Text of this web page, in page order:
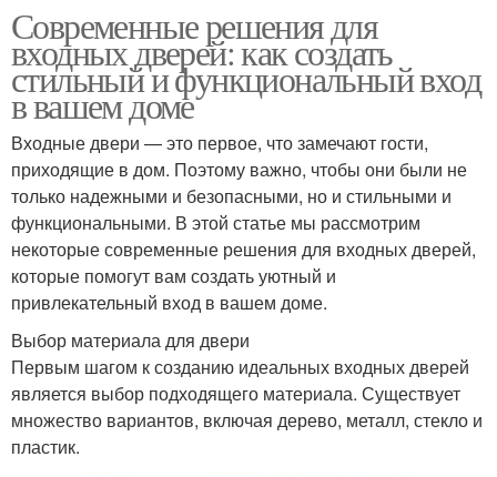
Современные решения для
входных дверей: как создать
стильный и функциональный вход
в вашем доме
Входные двери — это первое, что замечают гости,
приходящие в дом. Поэтому важно, чтобы они были не
только надежными и безопасными, но и стильными и
функциональными. В этой статье мы рассмотрим
некоторые современные решения для входных дверей,
которые помогут вам создать уютный и
привлекательный вход в вашем доме.
Выбор материала для двери
Первым шагом к созданию идеальных входных дверей
является выбор подходящего материала. Существует
множество вариантов, включая дерево, металл, стекло и
пластик.